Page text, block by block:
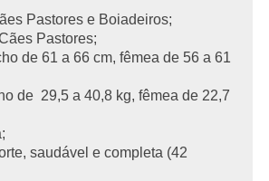
Pastores e Boiadeiros;
Pastores;
de 61 a 66 cm, fêmea de 56 a 61
de 29,5 a 40,8 kg, fêmea de 22,7
saudável e completa (42